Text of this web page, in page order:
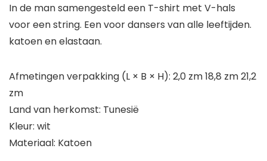
In de man samengesteld een T-shirt met V-hals
voor een string. Een voor dansers van alle leeftijden.
katoen en elastaan.
Afmetingen verpakking (L × B × H): 2,0 zm 18,8 zm 21,2
zm
Land van herkomst: Tunesië
Kleur: wit
Materiaal: Katoen